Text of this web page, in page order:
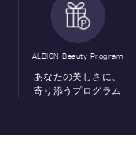
ALBION Beauty Program
あなたの美しさに、
寄り添うプログラム